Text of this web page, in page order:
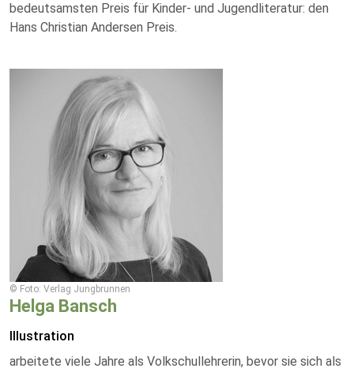
bedeutsamsten Preis für Kinder- und Jugendliteratur: den
Hans Christian Andersen Preis.
© Foto: Verlag Jungbrunnen
Helga Bansch
Illustration
arbeitete viele Jahre als Volkschullehrerin, bevor sie sich als